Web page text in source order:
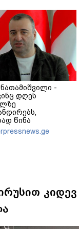
-
დღეს
წინა
რომლის
კიდევ